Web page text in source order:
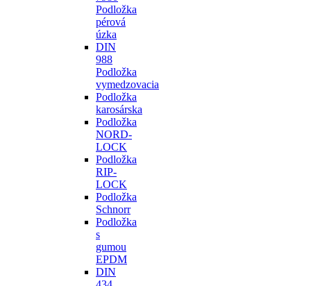
Podložka
pérová
úzka
DIN
988
Podložka
vymedzovacia
Podložka
karosárska
Podložka
NORD-
LOCK
Podložka
RIP-
LOCK
Podložka
Schnorr
Podložka
s
gumou
EPDM
DIN